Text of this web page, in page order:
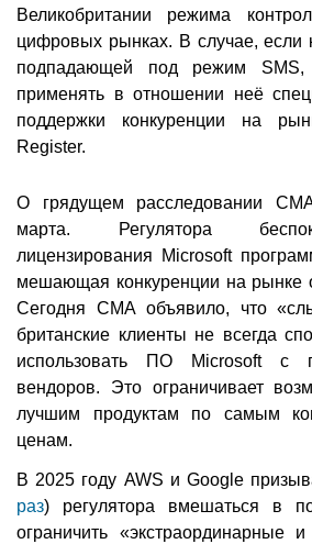
Великобритании режима
цифровых рынках. В случае, если
подпадающей под режим SMS,
применять в отношении неё
поддержки конкуренции на
Register.
О грядущем расследовании
марта. Регулятора
лицензирования Microsoft
мешающая конкуренции на рынке
Сегодня CMA объявило, что
британские клиенты не всегда
использовать ПО Microsoft с
вендоров. Это ограничивает
лучшим продуктам по самым
ценам.
В 2025 году AWS и Google
раз) регулятора вмешаться в
ограничить «экстраординарные